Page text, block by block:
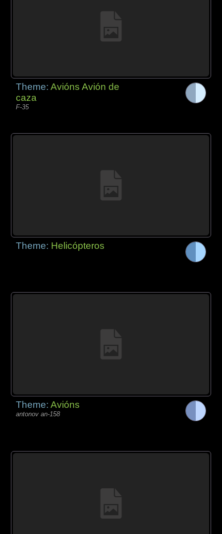
Theme:Avións Avión de
caza
F-35
Theme: Helicópteros
Theme:Avións
antonov an-158